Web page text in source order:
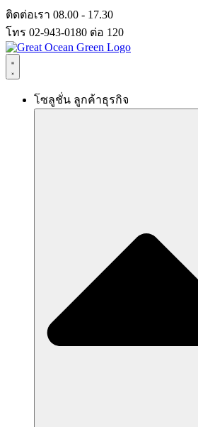
Skip
to
content
ติดต่อเรา 08.00 - 17.30
โทร 02-943-0180 ต่อ 120
โซลูชั่น ลูกค้าธุรกิจ